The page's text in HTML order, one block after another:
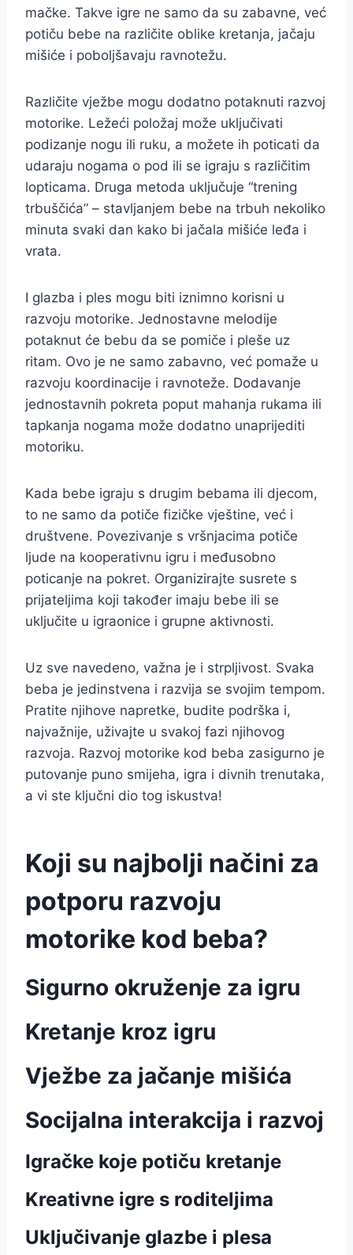
mačke. Takve igre ne samo da su zabavne, već
potiču bebe na različite oblike kretanja, jačaju
mišiće i poboljšavaju ravnotežu.
Različite vježbe mogu dodatno potaknuti razvoj
motorike. Ležeći položaj može uključivati
podizanje nogu ili ruku, a možete ih poticati da
udaraju nogama o pod ili se igraju s različitim
lopticama. Druga metoda uključuje “trening
trbuščića” – stavljanjem bebe na trbuh nekoliko
minuta svaki dan kako bi jačala mišiće leđa i
vrata.
I glazba i ples mogu biti iznimno korisni u
razvoju motorike. Jednostavne melodije
potaknut će bebu da se pomiče i pleše uz
ritam. Ovo je ne samo zabavno, već pomaže u
razvoju koordinacije i ravnoteže. Dodavanje
jednostavnih pokreta poput mahanja rukama ili
tapkanja nogama može dodatno unaprijediti
motoriku.
Kada bebe igraju s drugim bebama ili djecom,
to ne samo da potiče fizičke vještine, već i
društvene. Povezivanje s vršnjacima potiče
ljude na kooperativnu igru i međusobno
poticanje na pokret. Organizirajte susrete s
prijateljima koji također imaju bebe ili se
uključite u igraonice i grupne aktivnosti.
Uz sve navedeno, važna je i strpljivost. Svaka
beba je jedinstvena i razvija se svojim tempom.
Pratite njihove napretke, budite podrška i,
najvažnije, uživajte u svakoj fazi njihovog
razvoja. Razvoj motorike kod beba zasigurno je
putovanje puno smijeha, igra i divnih trenutaka,
a vi ste ključni dio tog iskustva!
Koji su najbolji načini za
potporu razvoju
motorike kod beba?
Sigurno okruženje za igru
Kretanje kroz igru
Vježbe za jačanje mišića
Socijalna interakcija i razvoj
Igračke koje potiču kretanje
Kreativne igre s roditeljima
Uključivanje glazbe i plesa